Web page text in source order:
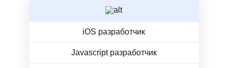
iOS разработчик
Javascript разработчик